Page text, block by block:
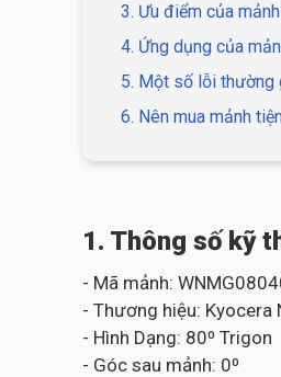
3. Ưu điểm của
4. Ứng dụng của
5. Một số lỗi thường
6. Nên mua mảnh
1. Thông số kỹ
- Mã mảnh:
- Thương hiệu: Kyocera
- Hình Dạng: 80⁰ Trigon
- Góc sau mảnh: 0⁰